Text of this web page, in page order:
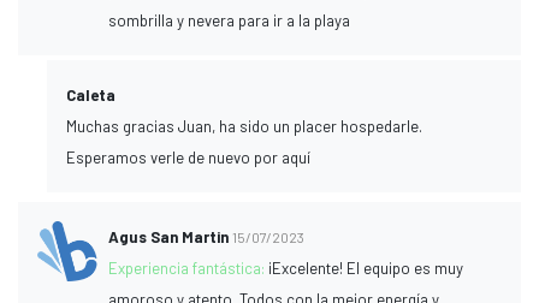
sombrilla y nevera para ir a la playa
Caleta
Muchas gracias Juan, ha sido un placer hospedarle.
Esperamos verle de nuevo por aquí
Agus San Martin 15/07/2023
Experiencia fantástica: ¡Excelente! El equipo es muy
amoroso y atento. Todos con la mejor energía y